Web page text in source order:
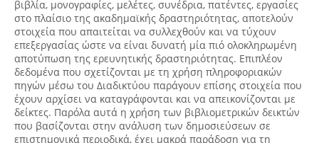
βιβλία, μονογραφίες, μελέτες, συνέδρια, πατέντες, εργασίες
στο πλαίσιο της ακαδημαϊκής δραστηριότητας, αποτελούν
στοιχεία που απαιτείται να συλλεχθούν και να τύχουν
επεξεργασίας ώστε να είναι δυνατή μία πιό ολοκληρωμένη
αποτύπωση της ερευνητικής δραστηριότητας. Επιπλέον
δεδομένα που σχετίζονται με τη χρήση πληροφοριακών
πηγών μέσω του Διαδικτύου παράγουν επίσης στοιχεία που
έχουν αρχίσει να καταγράφονται και να απεικονίζονται με
δείκτες. Παρόλα αυτά η χρήση των βιβλιομετρικών δεικτών
που βασίζονται στην ανάλυση των δημοσιεύσεων σε
επιστημονικά περιοδικά, έχει μακρά παράδοση για τη